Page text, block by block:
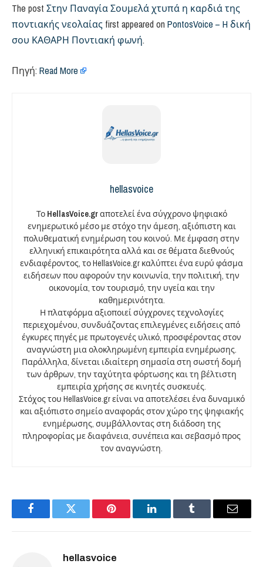
The post Στην Παναγία Σουμελά χτυπά η καρδιά της
ποντιακής νεολαίας first appeared on PontosVoice – H δική
σου ΚΑΘΑΡΗ Ποντιακή φωνή.
Πηγή: Read More
hellasvoice
Το HellasVoice.grαποτελεί ένα σύγχρονο ψηφιακό
ενημερωτικό μέσο με στόχο την άμεση, αξιόπιστη και
πολυθεματική ενημέρωση του κοινού. Με έμφαση στην
ελληνική επικαιρότητα αλλά και σε θέματα διεθνούς
ενδιαφέροντος, το HellasVoice.gr καλύπτει ένα ευρύ φάσμα
ειδήσεων που αφορούν την κοινωνία, την πολιτική, την
οικονομία, τον τουρισμό, την υγεία και την
καθημερινότητα.
Η πλατφόρμα αξιοποιεί σύγχρονες τεχνολογίες
περιεχομένου, συνδυάζοντας επιλεγμένες ειδήσεις από
έγκυρες πηγές με πρωτογενές υλικό, προσφέροντας στον
αναγνώστη μια ολοκληρωμένη εμπειρία ενημέρωσης.
Παράλληλα, δίνεται ιδιαίτερη σημασία στη σωστή δομή
των άρθρων, την ταχύτητα φόρτωσης και τη βέλτιστη
εμπειρία χρήσης σε κινητές συσκευές.
Στόχος του HellasVoice.gr είναι να αποτελέσει ένα δυναμικό
και αξιόπιστο σημείο αναφοράς στον χώρο της ψηφιακής
ενημέρωσης, συμβάλλοντας στη διάδοση της
πληροφορίας με διαφάνεια, συνέπεια και σεβασμό προς
τον αναγνώστη.
FacebookTwitter Pinterest LinkedInTumblr Email
hellasvoice